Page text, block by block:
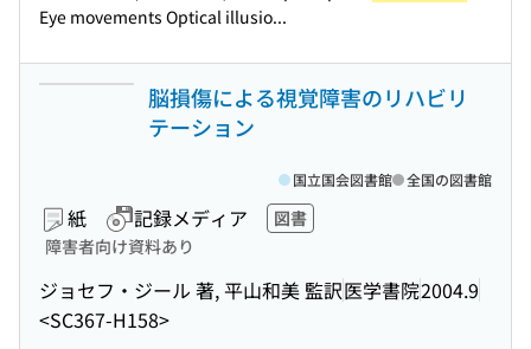
Eye movements Optical illusio...
脳損傷による視覚障害のリハビリ
テーション
紙 記録メディア
図書
障害者向け資料あり
ジョセフ・ジール 著, 平山和美 監訳医学書院2004.9
<SC367-H158>
国立国会図書館 全国の図書館